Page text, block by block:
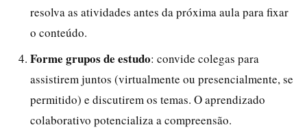
resolva as atividades antes da próxima aula para fixar
o conteúdo.
Forme grupos de estudo: convide colegas para
assistirem juntos (virtualmente ou presencialmente, se
permitido) e discutirem os temas. O aprendizado
colaborativo potencializa a compreensão.